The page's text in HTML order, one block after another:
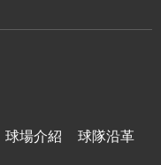
球場介紹 球隊沿革